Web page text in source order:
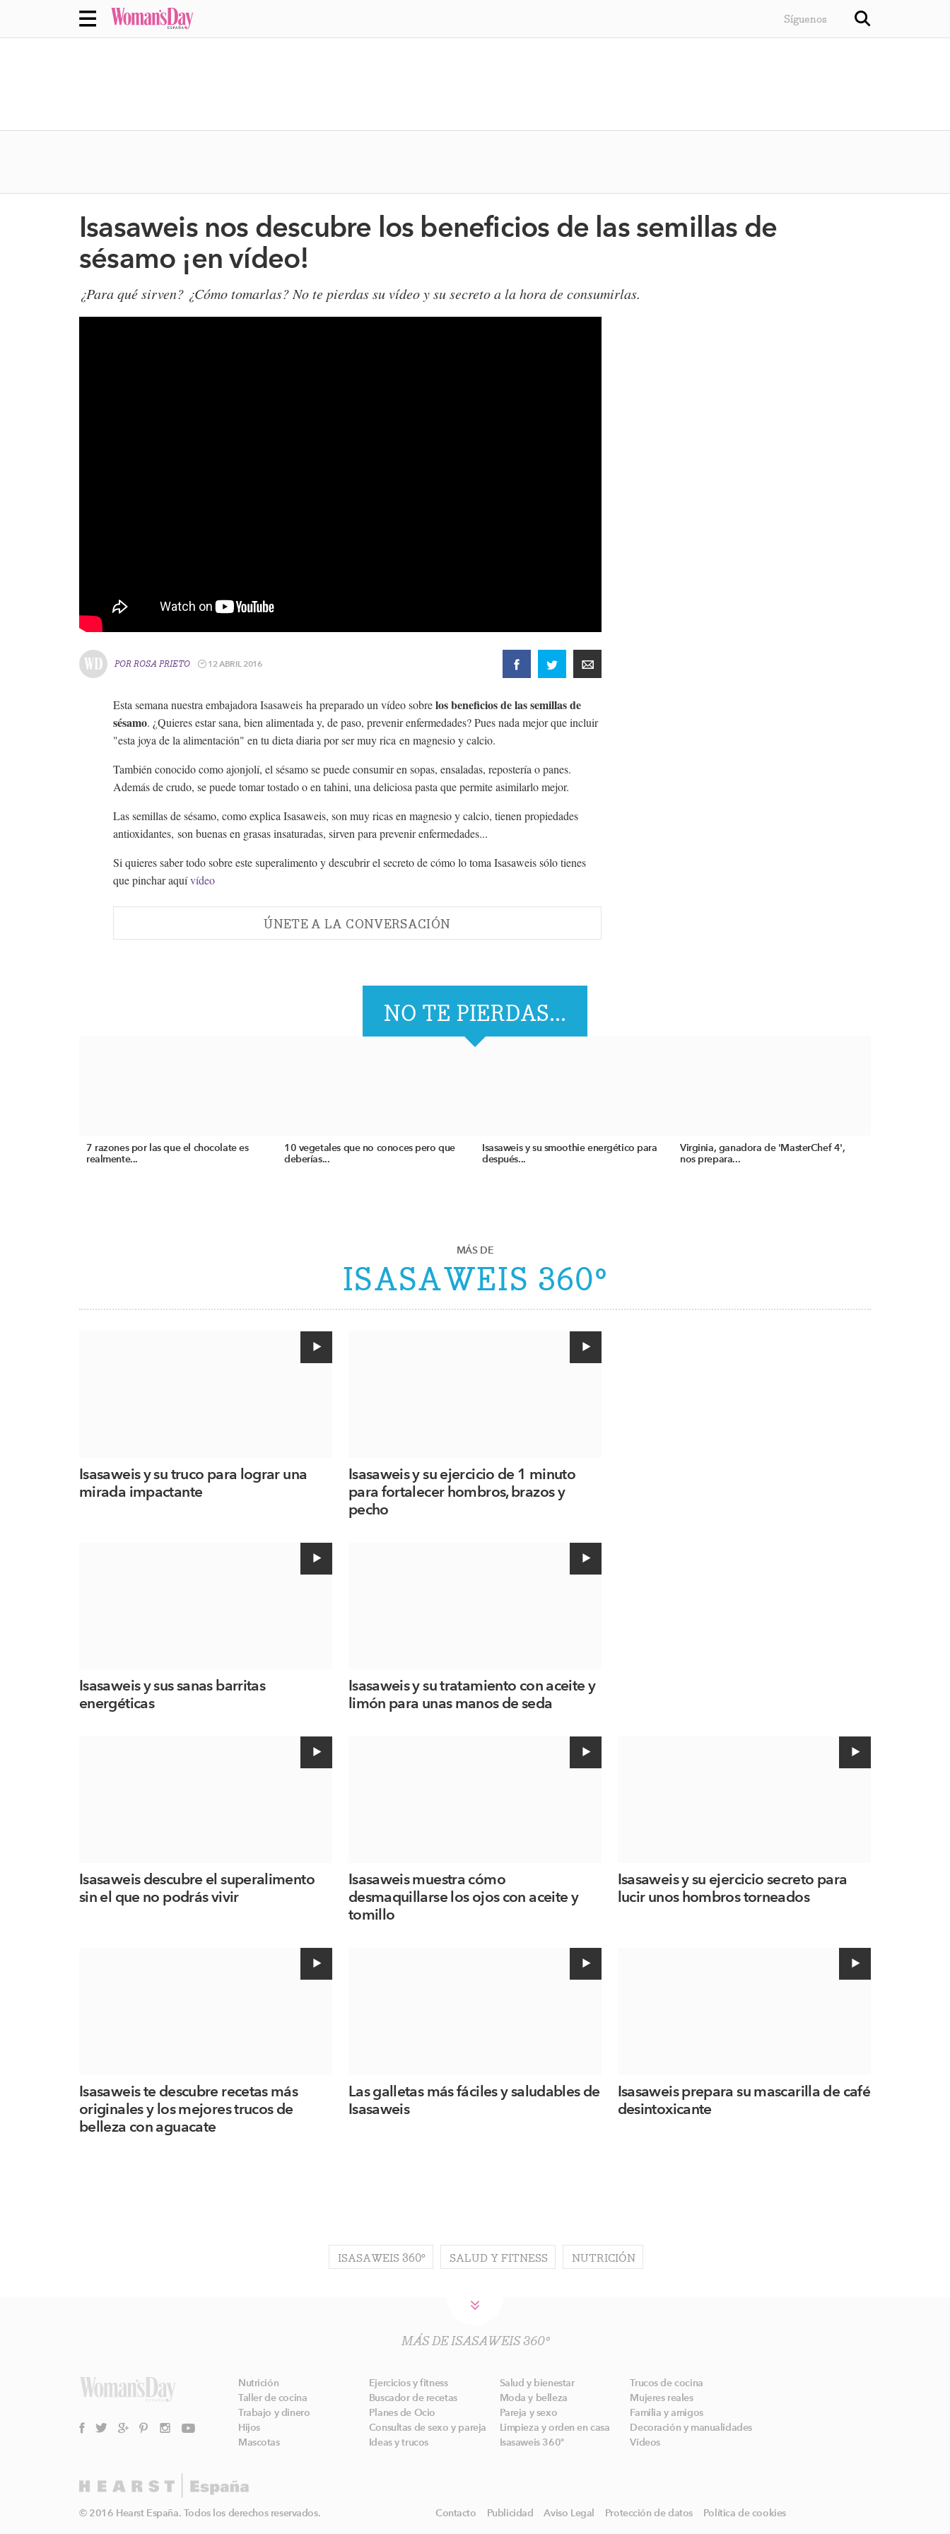
Síguenos
Isasaweis nos descubre los beneficios de las semillas de
sésamo ¡en vídeo!
¿Para qué sirven? ¿Cómo tomarlas? No te pierdas su vídeo y su secreto a la hora de consumirlas.
POR ROSA PRIETO 12 ABRIL 2016
Esta semana nuestra embajadora Isasaweis ha preparado un vídeo sobrelos beneficios de las semillas de
sésamo. ¿Quieres estar sana, bien alimentada y, de paso, prevenir enfermedades? Pues nada mejor que incluir
"esta joya de la alimentación" en tu dieta diaria por ser muy rica en magnesio y calcio.
También conocido como ajonjolí, el sésamo se puede consumir en sopas, ensaladas, repostería o panes.
Además de crudo, se puede tomar tostado o en tahini, una deliciosa pasta que permite asimilarlo mejor.
Las semillas de sésamo, como explica Isasaweis, son muy ricas en magnesio y calcio, tienen propiedades
antioxidantes, son buenas en grasas insaturadas, sirven para prevenir enfermedades...
Si quieres saber todo sobre este superalimento y descubrir el secreto de cómo lo toma Isasaweis sólo tienes
que pinchar aquívídeo
ÚNETE A LA CONVERSACIÓN
NO TE PIERDAS...
7 razones por las que el chocolate es
realmente...
10 vegetales que no conoces pero que
deberías...
Isasaweis y su smoothie energético para
después...
Virginia, ganadora de 'MasterChef 4',
nos prepara...
MÁS DE
ISASAWEIS 360º
Isasaweis y su truco para lograr una
mirada impactante
Isasaweis y su ejercicio de 1 minuto
para fortalecer hombros, brazos y
pecho
Isasaweis y sus sanas barritas
energéticas
Isasaweis y su tratamiento con aceite y
limón para unas manos de seda
Isasaweis descubre el superalimento
sin el que no podrás vivir
Isasaweis muestra cómo
desmaquillarse los ojos con aceite y
tomillo
Isasaweis y su ejercicio secreto para
lucir unos hombros torneados
Isasaweis te descubre recetas más
originales y los mejores trucos de
belleza con aguacate
Las galletas más fáciles y saludables de
Isasaweis
Isasaweis prepara su mascarilla de café
desintoxicante
ISASAWEIS 360º SALUD Y FITNESS NUTRICIÓN
MÁS DE ISASAWEIS 360º
Nutrición Ejercicios y fitness Salud y bienestar
Trucos de cocina
Taller de cocina
Buscador de recetas Moda y belleza
Mujeres reales
Trabajo y dinero
Planes de Ocio Pareja y sexo
Familia y amigos
Hijos
Consultas de sexo y pareja Limpieza y orden en casa
Decoración y manualidades
Mascotas
Ideas y trucos Isasaweis 360º Vídeos
© 2016 Hearst España. Todos los derechos reservados. Contacto Publicidad Aviso Legal Protección de datos Política de cookies